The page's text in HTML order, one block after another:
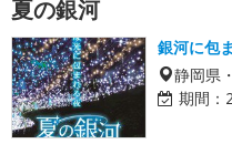
夏の銀河
銀河に包
静岡県
期間：